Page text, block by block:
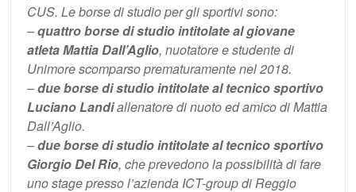
CUS. Le borse di studio per gli sportivi sono:
–quattro borse di studio intitolate al giovane
atleta Mattia Dall’Aglio, nuotatore e studente di
Unimore scomparso prematuramente nel 2018.
–due borse di studio intitolate al tecnico sportivo
Luciano Landiallenatore di nuoto ed amico di Mattia
Dall’Aglio.
–due borse di studio intitolate al tecnico sportivo
Giorgio Del Rio, che prevedono la possibilità di fare
uno stage presso l’azienda ICT-group di Reggio